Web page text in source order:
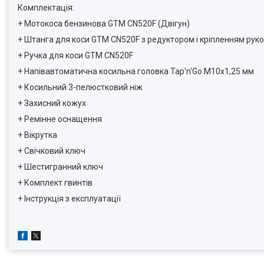
Комплектація:
+ Мотокоса бензинова GTM CN520F (Двігун)
+ Штанга для коси GTM CN520F з редуктором і кріпленням
+ Ручка для коси GTM CN520F
+ Напівавтоматична косильна головка Tap'n'Go М10х1,25 мм
+ Косильний 3-пелюстковий ніж
+ Захисний кожух
+ Ремінне оснащення
+ Вікрутка
+ Свічковий ключ
+ Шестигранний ключ
+ Комплект гвинтів
+ Інструкція з експлуатації